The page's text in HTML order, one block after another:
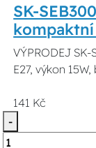
SK-
VÝPRODEJ
E27, výkon
141 Kč
-